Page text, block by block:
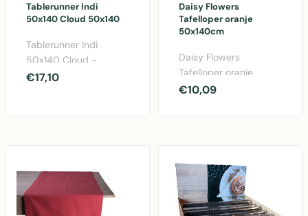
Tablerunner Indi
50x140 Cloud 50x140
Tablerunner Indi
50x140 Cloud -
Elegante katoen
€17,10
Daisy Flowers
Tafelloper oranje
50x140cm
Daisy Flowers
Tafelloper oranje
50x140cm van Linen &
€10,09